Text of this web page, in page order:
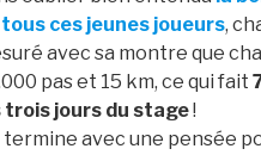
tous ces jeunes joueurs,
avec sa montre que
pas et 15 km, ce qui fait
trois jours du stage!
termine avec une pensée